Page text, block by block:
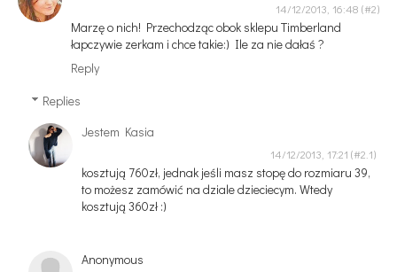
14/12/2013, 16:48
Marzę o nich! Przechodząc obok sklepu Timberland
łapczywie zerkam i chce takie:) Ile za nie dałaś ?
Reply
Replies
Jestem Kasia
14/12/2013, 17:21
kosztują 760zł, jednak jeśli masz stopę do rozmiaru 39,
to możesz zamówić na dziale dzieciecym. Wtedy
kosztują 360zł :)
Anonymous